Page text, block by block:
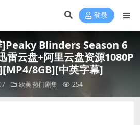
登录
]Peaky Blinders Season 6
雷云盘+阿里云盘资源1080P
8GB][中英字幕]
欧美热门剧集 254